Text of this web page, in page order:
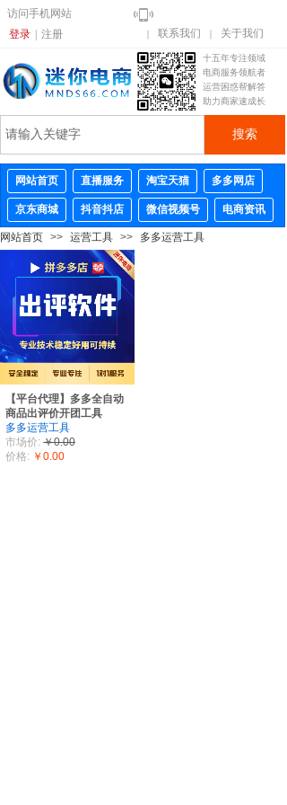
访问手机网站
登录
注册 联系我们 关于我们
十五年专注领域
电商服务领航者
运营困惑帮解答
助力商家速成长
搜索
网站首页 直播服务 淘宝天猫 多多网店
京东商城 抖音抖店 微信视频号 电商资讯
网站首页 >> 运营工具 >> 多多运营工具
【平台代理】多多全自动
商品出评价开团工具
多多运营工具
市场价: ￥0.00
价格: ￥0.00